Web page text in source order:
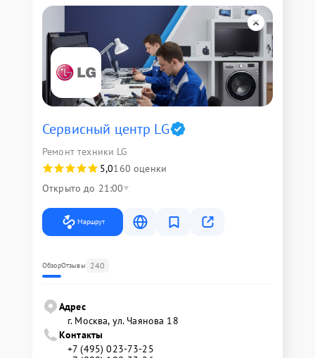
Сервисный центр LG
Ремонт техники LG
5,0160 оценки
Открыто до 21:00
Маршрут
ОбзорОтзывы 240
Адрес
г. Москва, ул. Чаянова 18
Контакты
+7 (495) 023-73-25